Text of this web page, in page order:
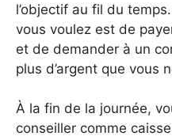
l’objectif au fil du
vous voulez est de
et de demander à un
plus d’argent que vous
À la fin de la journée,
conseiller comme